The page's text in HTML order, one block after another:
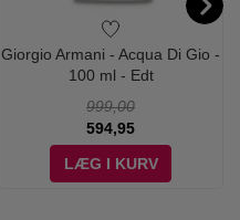
Giorgio Armani - Acqua Di Gio -
100 ml - Edt
999,00
594,95
LÆG I KURV